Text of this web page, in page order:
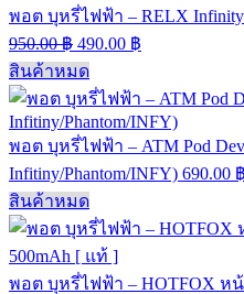
พอต บุหรี่ไฟฟ้า – RELX Infinity
950.00฿ 490.00 ฿
สินค้าหมด
พอต บุหรี่ไฟฟ้า – ATM Pod
Infitiny/Phantom/INFY) 690.00 ฿
สินค้าหมด
พอต บุหรี่ไฟฟ้า – HOTFOX หน้